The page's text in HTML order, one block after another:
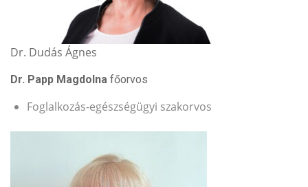
Dr. Dudás Ágnes
Dr. Papp Magdolna főorvos
Foglalkozás-egészségügyi szakorvos